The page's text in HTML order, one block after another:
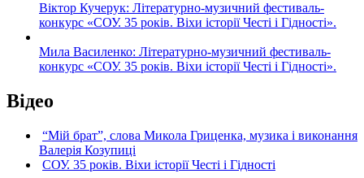
Віктор Кучерук: Літературно-музичний фестиваль-
конкурс «СОУ. 35 років. Віхи історії Честі і Гідності».
Мила Василенко: Літературно-музичний фестиваль-
конкурс «СОУ. 35 років. Віхи історії Честі і Гідності».
Відео
“Мій брат”, слова Микола Гриценка, музика і виконання
Валерія Козупиці
СОУ. 35 років. Віхи історії Честі і Гідності